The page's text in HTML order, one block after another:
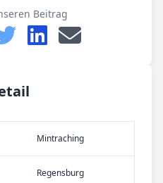
Beitrag
Mintraching
Regensburg